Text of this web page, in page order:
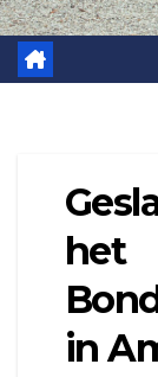
het
in